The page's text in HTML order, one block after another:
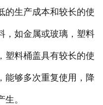
生产成本和较长的使
，如金属或玻璃，塑料
塑料桶盖具有较长的使
能够多次重复使用，降
。